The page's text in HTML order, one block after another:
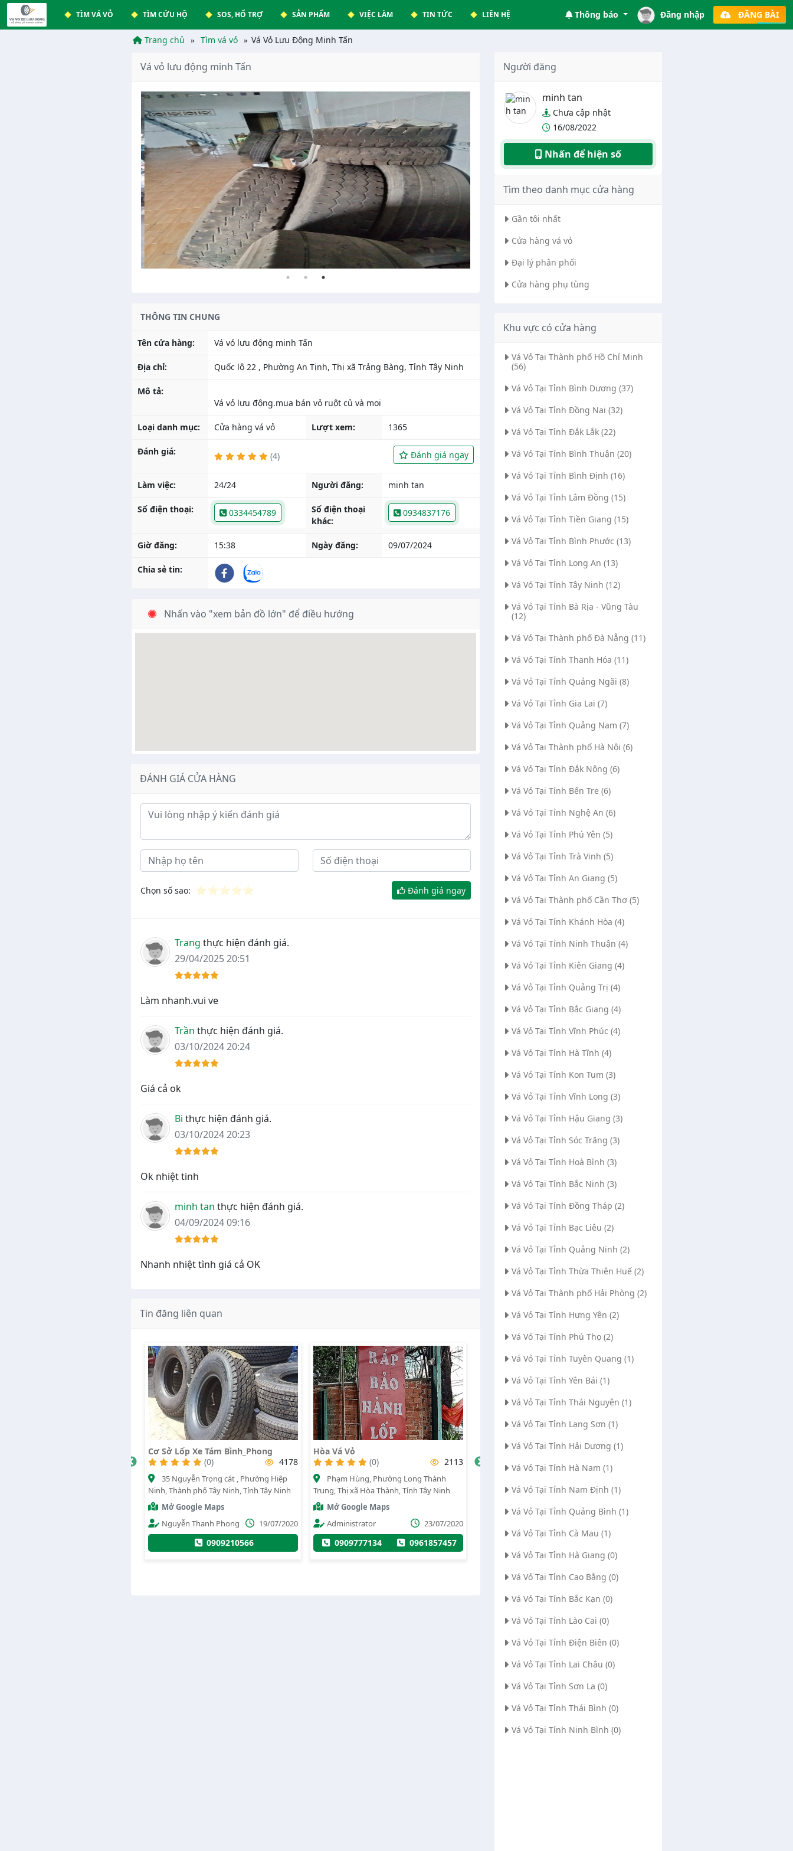
TÌM VÁ VỎ TÌM CỨU HỘ SOS, HỔ TRỢ SẢN PHẨM VIỆC LÀM TIN TỨC LIÊN HỆ Thông báo Đăng nhập ĐĂNG BÀI
Trang chủ Tìm vá vỏ Vá Vỏ Lưu Động Minh Tấn
Vá vỏ lưu động minh Tấn
THÔNG TIN CHUNG
Tên cửa hàng: Vá vỏ lưu động minh Tấn
Địa chỉ: Quốc lộ 22 , Phường An Tịnh, Thị xã Trảng Bàng, Tỉnh Tây Ninh
Mô tả:
Loại danh mục: Cửa hàng vá vỏ Lượt xem: 1365
Đánh giá: (4) Đánh giá ngay
Làm việc: 24/24 Người đăng: minh tan
Số điện thoại: 0334454789
Số điện thoại
khác:
0934837176
Giờ đăng: 15:38 Ngày đăng: 09/07/2024
Chia sẻ tin:
Nhấn vào "xem bản đồ lớn" để điều hướng
ĐÁNH GIÁ CỬA HÀNG
Ý kiến đánh giá
Chọn số sao: ⭐⭐⭐⭐⭐ Đánh giá ngay
Trang thực hiện đánh giá.
29/04/2025 20:51
Làm nhanh.vui ve
Trần thực hiện đánh giá.
03/10/2024 20:24
Giá cả ok
Bi thực hiện đánh giá.
03/10/2024 20:23
Ok nhiệt tinh
minh tan thực hiện đánh giá.
04/09/2024 09:16
Nhanh nhiệt tình giá cả OK
Tin đăng liên quan
4178
Hòa Vá Vỏ
(0)
2113
Phạm Hùng, Phường Long Thành
Trung, Thị xã Hòa Thành, Tỉnh Tây Ninh
Mở Google Maps
Administrator
23/07/2020
0909777134 0961857457
Thành Chơn
(0)
2138
787, Phường Lộc Hưng, Thị xã Trảng
Bàng, Tỉnh Tây Ninh
Mở Google Maps
Vá vỏ thanh chơn
18/12/2020
0969307730 0938222264
Cửa Hàng Săm Lốp Vá Vỏ Ôtô Duy
Thanh
(0)
3384
785mua bán, Xã Thạnh Đông, Huyện
Mở Google Maps
Vá vỏ duy thanh
18/07/2020
0903911113 0913862631
Người đăng
minh tan
Chưa cập nhật
16/08/2022
Nhấn để hiện số
Tìm theo danh mục cửa hàng
Gần tôi nhất
Cửa hàng vá vỏ
Đại lý phân phối
Cửa hàng phụ tùng
Khu vực có cửa hàng
Vá Vỏ Tại Thành phố Hồ Chí Minh
(56)
Vá Vỏ Tại Tỉnh Bình Dương (37)
Vá Vỏ Tại Tỉnh Đồng Nai (32)
Vá Vỏ Tại Tỉnh Đắk Lắk (22)
Vá Vỏ Tại Tỉnh Bình Thuận (20)
Vá Vỏ Tại Tỉnh Bình Định (16)
Vá Vỏ Tại Tỉnh Lâm Đồng (15)
Vá Vỏ Tại Tỉnh Tiền Giang (15)
Vá Vỏ Tại Tỉnh Bình Phước (13)
Vá Vỏ Tại Tỉnh Long An (13)
Vá Vỏ Tại Tỉnh Tây Ninh (12)
Vá Vỏ Tại Tỉnh Bà Rịa - Vũng Tàu
(12)
Vá Vỏ Tại Thành phố Đà Nẵng (11)
Vá Vỏ Tại Tỉnh Thanh Hóa (11)
Vá Vỏ Tại Tỉnh Quảng Ngãi (8)
Vá Vỏ Tại Tỉnh Gia Lai (7)
Vá Vỏ Tại Tỉnh Quảng Nam (7)
Vá Vỏ Tại Thành phố Hà Nội (6)
Vá Vỏ Tại Tỉnh Đắk Nông (6)
Vá Vỏ Tại Tỉnh Bến Tre (6)
Vá Vỏ Tại Tỉnh Nghệ An (6)
Vá Vỏ Tại Tỉnh Phú Yên (5)
Vá Vỏ Tại Tỉnh Trà Vinh (5)
Vá Vỏ Tại Tỉnh An Giang (5)
Vá Vỏ Tại Thành phố Cần Thơ (5)
Vá Vỏ Tại Tỉnh Khánh Hòa (4)
Vá Vỏ Tại Tỉnh Ninh Thuận (4)
Vá Vỏ Tại Tỉnh Kiên Giang (4)
Vá Vỏ Tại Tỉnh Quảng Trị (4)
Vá Vỏ Tại Tỉnh Bắc Giang (4)
Vá Vỏ Tại Tỉnh Vĩnh Phúc (4)
Vá Vỏ Tại Tỉnh Hà Tĩnh (4)
Vá Vỏ Tại Tỉnh Kon Tum (3)
Vá Vỏ Tại Tỉnh Vĩnh Long (3)
Vá Vỏ Tại Tỉnh Hậu Giang (3)
Vá Vỏ Tại Tỉnh Sóc Trăng (3)
Vá Vỏ Tại Tỉnh Hoà Bình (3)
Vá Vỏ Tại Tỉnh Bắc Ninh (3)
Vá Vỏ Tại Tỉnh Đồng Tháp (2)
Vá Vỏ Tại Tỉnh Bạc Liêu (2)
Vá Vỏ Tại Tỉnh Quảng Ninh (2)
Vá Vỏ Tại Tỉnh Thừa Thiên Huế (2)
Vá Vỏ Tại Thành phố Hải Phòng (2)
Vá Vỏ Tại Tỉnh Hưng Yên (2)
Vá Vỏ Tại Tỉnh Phú Thọ (2)
Vá Vỏ Tại Tỉnh Tuyên Quang (1)
Vá Vỏ Tại Tỉnh Yên Bái (1)
Vá Vỏ Tại Tỉnh Thái Nguyên (1)
Vá Vỏ Tại Tỉnh Lạng Sơn (1)
Vá Vỏ Tại Tỉnh Hải Dương (1)
Vá Vỏ Tại Tỉnh Hà Nam (1)
Vá Vỏ Tại Tỉnh Nam Định (1)
Vá Vỏ Tại Tỉnh Quảng Bình (1)
Vá Vỏ Tại Tỉnh Cà Mau (1)
Vá Vỏ Tại Tỉnh Hà Giang (0)
Vá Vỏ Tại Tỉnh Cao Bằng (0)
Vá Vỏ Tại Tỉnh Bắc Kạn (0)
Vá Vỏ Tại Tỉnh Lào Cai (0)
Vá Vỏ Tại Tỉnh Điện Biên (0)
Vá Vỏ Tại Tỉnh Lai Châu (0)
Vá Vỏ Tại Tỉnh Sơn La (0)
Vá Vỏ Tại Tỉnh Thái Bình (0)
Vá Vỏ Tại Tỉnh Ninh Bình (0)